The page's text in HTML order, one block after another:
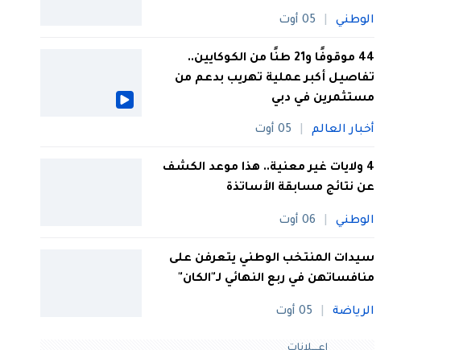
الوطني 05 أوت
44 موقوفًا و21 طنًا من الكوكايين..
تفاصيل أكبر عملية تهريب بدعم من
مستثمرين في دبي
أخبار العالم 05 أوت
4 ولايات غير معنية.. هذا موعد الكشف
عن نتائج مسابقة الأساتذة
الوطني 06 أوت
سيدات المنتخب الوطني يتعرفن على
منافساتهن في ربع النهائي لـ"الكان"
الرياضة 05 أوت